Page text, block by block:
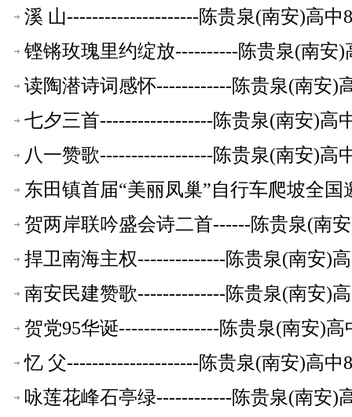
溪 山---------------------陈贵泉(南安)高中
铿锵玫瑰里约绽放----------陈贵泉(南安)
读陶潜诗词感怀------------陈贵泉(南安)
七夕三首------------------陈贵泉(南安)高
八一赞歌------------------陈贵泉(南安)高
东田镇首届“美丽凤巢”自行车爬坡全
萃】
贺两岸联吟盛会诗二首------陈贵泉(南
捍卫南海主权--------------陈贵泉(南安)
南安民建赞歌--------------陈贵泉(南安)
贺党95华诞----------------陈贵泉(南安)高
忆 父---------------------陈贵泉(南安)高中
咏莲花峰石亭绿------------陈贵泉(南安)